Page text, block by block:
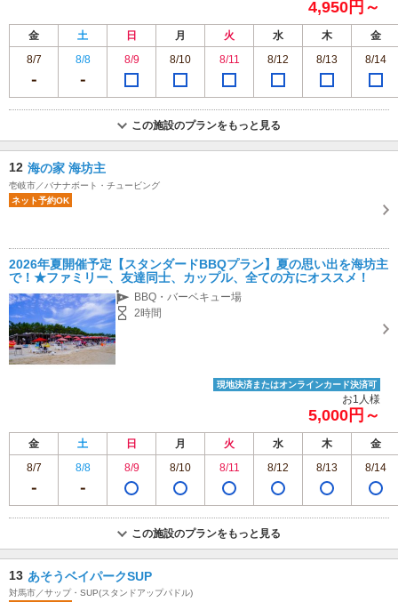
4,950円～
金 土 日 月 火 水 木
金
8/7
8/8 8/9 8/10 8/11 8/12 8/13 8/14
この施設のプランをもっと見る
12 海の家 海坊主
壱岐市／バナナボート・チュービング
ネット予約OK
2026年夏開催予定【スタンダードBBQプラン】夏の思い出を海坊主
で！★ファミリー、友達同士、カップル、全ての方にオススメ！
BBQ・バーベキュー場
2時間
現地決済またはオンラインカード決済可
お1人様
5,000円～
金 土 日 月 火 水 木
金
8/7
8/8 8/9 8/10 8/11 8/12 8/13 8/14
この施設のプランをもっと見る
13 あそうベイパークSUP
対馬市／サップ・SUP(スタンドアップパドル)